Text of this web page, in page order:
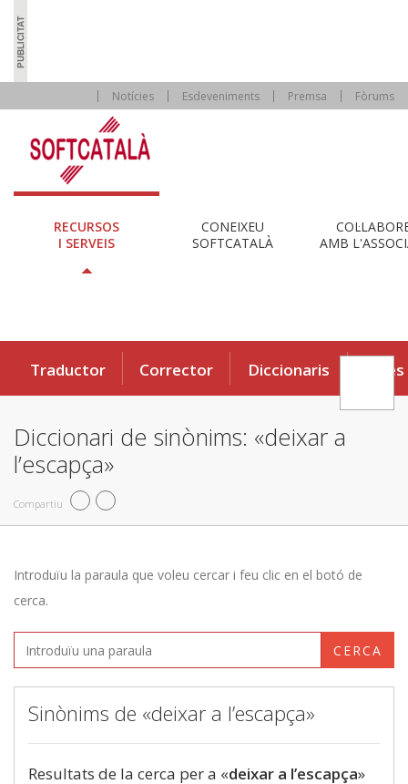
Notícies Esdeveniments Premsa Fòrums
RECURSOS
I SERVEIS
CONEIXEU
SOFTCATALÀ
AMB
Traductor Corrector Diccionaris Eines
Diccionari de sinònims: «deixar a
l’escapça»
Compartiu
Introduïu la paraula que voleu cercar i feu clic en el botó de
cerca.
CERCA
Sinònims de «deixar a l’escapça»
Resultats de la cerca per a «deixar a l’escapça»